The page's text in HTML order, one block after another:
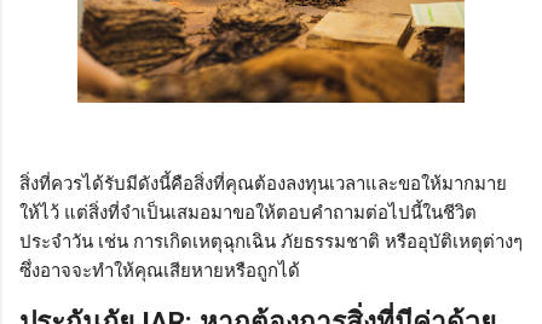
สิ่งที่ควรได้รับมีดังนี้คือสิ่งที่คุณต้องลงทุนเวลาและขอให้มากมาย
ให้ไว้ แต่สิ่งที่จำเป็นเสมอมาขอให้ตอบคำถามต่อไปนี้ในชีวิต
ประจำวัน เช่น การเกิดเหตุฉุกเฉิน ภัยธรรมชาติ หรืออุบัติเหตุต่างๆ
ซึ่งอาจจะทำให้คุณเสียหายหรือถูกได้